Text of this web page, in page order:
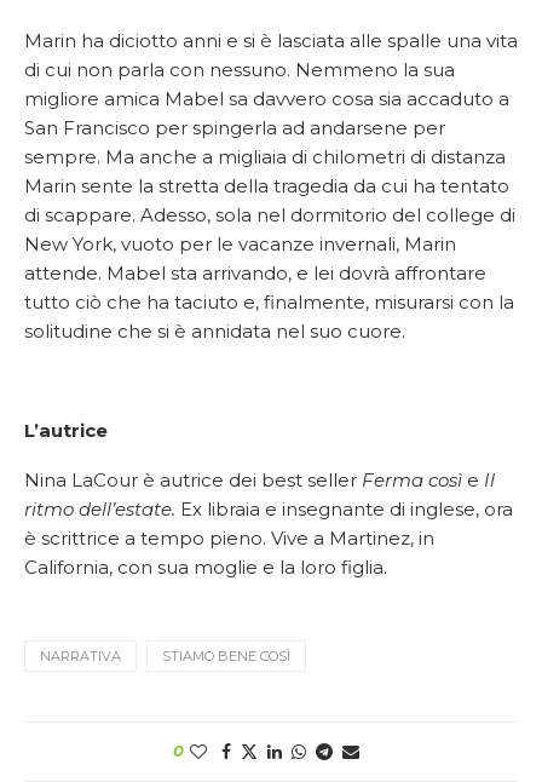
Marin ha diciotto anni e si è lasciata alle spalle una vita
di cui non parla con nessuno. Nemmeno la sua
migliore amica Mabel sa davvero cosa sia accaduto a
San Francisco per spingerla ad andarsene per
sempre. Ma anche a migliaia di chilometri di distanza
Marin sente la stretta della tragedia da cui ha tentato
di scappare. Adesso, sola nel dormitorio del college di
New York, vuoto per le vacanze invernali, Marin
attende. Mabel sta arrivando, e lei dovrà affrontare
tutto ciò che ha taciuto e, finalmente, misurarsi con la
solitudine che si è annidata nel suo cuore.
L’autrice
Nina LaCour è autrice dei best seller Ferma così e Il
ritmo dell’estate. Ex libraia e insegnante di inglese, ora
è scrittrice a tempo pieno. Vive a Martinez, in
California, con sua moglie e la loro figlia.
NARRATIVA STIAMO BENE COSÌ
0